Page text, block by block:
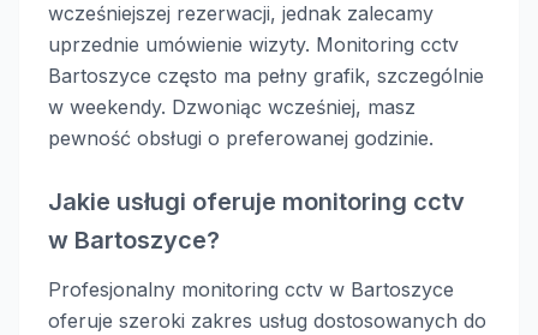
wcześniejszej rezerwacji, jednak zalecamy
uprzednie umówienie wizyty. Monitoring cctv
Bartoszyce często ma pełny grafik, szczególnie
w weekendy. Dzwoniąc wcześniej, masz
pewność obsługi o preferowanej godzinie.
Jakie usługi oferuje monitoring cctv
w Bartoszyce?
Profesjonalny monitoring cctv w Bartoszyce
oferuje szeroki zakres usług dostosowanych do